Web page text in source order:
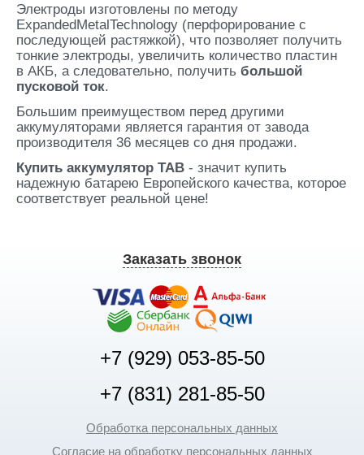
Электроды изготовлены по методу
ExpandedMetalTechnology (перфорирование с
последующей растяжкой), что позволяет получить
тонкие электроды, увеличить количество пластин
в АКБ, а следовательно, получить большой
пусковой ток.
Большим преимуществом перед другими
аккумуляторами является гарантия от завода
производителя 36 месяцев со дня продажи.
Купить аккумулятор TAB - значит купить
надежную батарею Европейского качества, которое
соответствует реальной цене!
Заказать звонок
+7 (929) 053-85-50
+7 (831) 281-85-50
Обработка персональных данных
Согласие на обработку персональных данных